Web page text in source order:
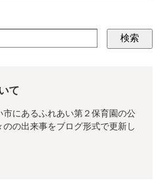
検索
て
市にあるふれあい第２保育園の公
の出来事をブログ形式で更新し